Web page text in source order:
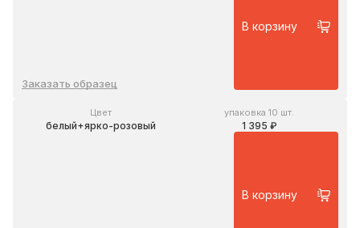
Заказать образец
В корзину
Цвет
белый+ярко-розовый
упаковка 10 шт.
1 395 ₽
В корзину